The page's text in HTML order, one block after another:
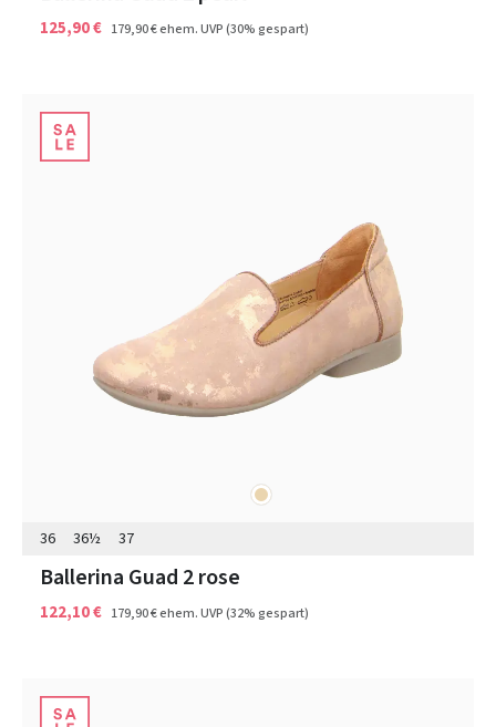
125,90 € 179,90 €ehem. UVP(30% gespart)
beige
36 36½ 37
Ballerina Guad 2 rose
122,10 € 179,90 €ehem. UVP(32% gespart)